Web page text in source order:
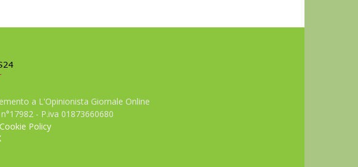
a L'Opinionista Giornale Online
- P.iva 01873660680
Cookie Policy